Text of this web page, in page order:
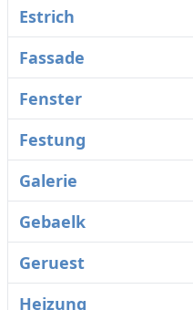
Estrich
Fassade
Fenster
Festung
Galerie
Gebaelk
Geruest
Heizung